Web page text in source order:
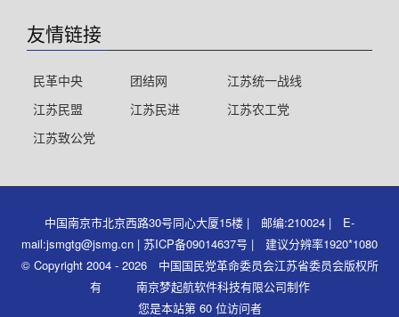
友情链接
民革中央 团结网
江苏统一战线
江苏民盟
江苏民进
江苏农工党
江苏致公党
中国南京市北京西路30号同心大厦15楼 | 邮编:210024 | E-
mail:jsmgtg@jsmg.cn | 苏ICP备09014637号 | 建议分辨率1920*1080
© Copyright 2004 - 2026 中国国民党革命委员会江苏省委员会版权所
有 南京梦起航软件科技有限公司制作
您是本站第 60 位访问者